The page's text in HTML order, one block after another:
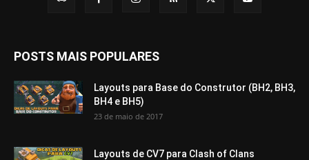
POSTS MAIS POPULARES
Layouts para Base do Construtor (BH2, BH3,
BH4 e BH5)
23 de maio de 2017
Layouts de CV7 para Clash of Clans